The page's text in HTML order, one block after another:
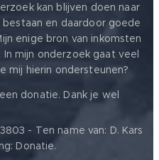
kan blijven doen naar
en daardoor goede
enige bron van inkomsten
mijn onderzoek gaat veel
mij hierin ondersteunen?
donatie. Dank je wel
- Ten name van: D. Kars
Donatie.